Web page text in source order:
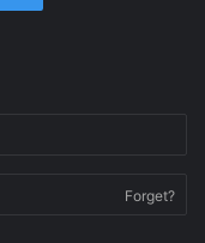
Forget?